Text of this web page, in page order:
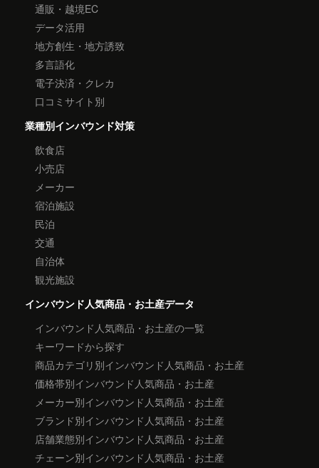
通販・越境EC
データ活用
地方創生・地方誘致
多言語化
電子決済・クレカ
口コミサイト別
業種別インバウンド対策
飲食店
小売店
メーカー
宿泊施設
民泊
交通
自治体
観光施設
インバウンド人気商品・お土産データ
インバウンド人気商品・お土産の一覧
キーワードから探す
商品カテゴリ別インバウンド人気商品・お土産
価格帯別インバウンド人気商品・お土産
メーカー別インバウンド人気商品・お土産
ブランド別インバウンド人気商品・お土産
店舗業態別インバウンド人気商品・お土産
チェーン別インバウンド人気商品・お土産